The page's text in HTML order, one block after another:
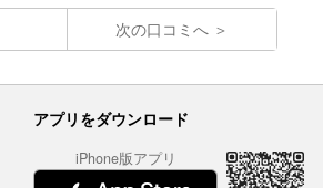
次の口コミへ
アプリをダウンロード
iPhone版アプリ